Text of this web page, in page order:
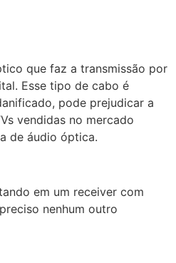
que faz a transmissão por
Esse tipo de cabo é
pode prejudicar a
vendidas no mercado
de áudio óptica.
em um receiver com
nenhum outro